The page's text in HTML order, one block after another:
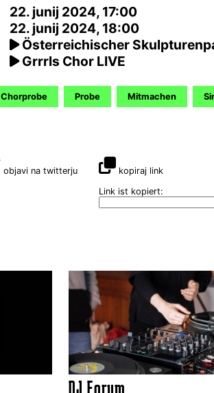
22. junij 2024, 17:00
22. junij 2024, 18:00
Österreichischer
Grrrls Chor LIVE
Chorprobe Probe Mitmachen
objavi na twitterju
kopiraj link
Link ist kopiert:
DJ Forum